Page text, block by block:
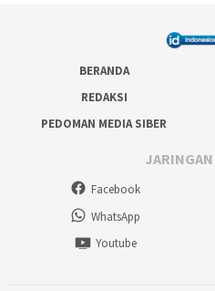
BERANDA
REDAKSI
PEDOMAN MEDIA SIBER
Facebook
WhatsApp
Youtube